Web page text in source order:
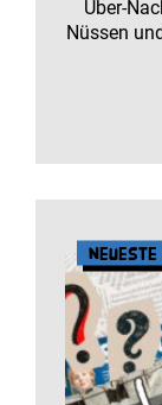
Über-
Nüssen